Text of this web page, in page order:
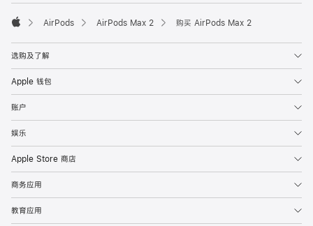
AirPods AirPods Max 2 购买 AirPods Max 2
选购及了解
Apple 钱包
账户
娱乐
Apple Store 商店
商务应用
教育应用